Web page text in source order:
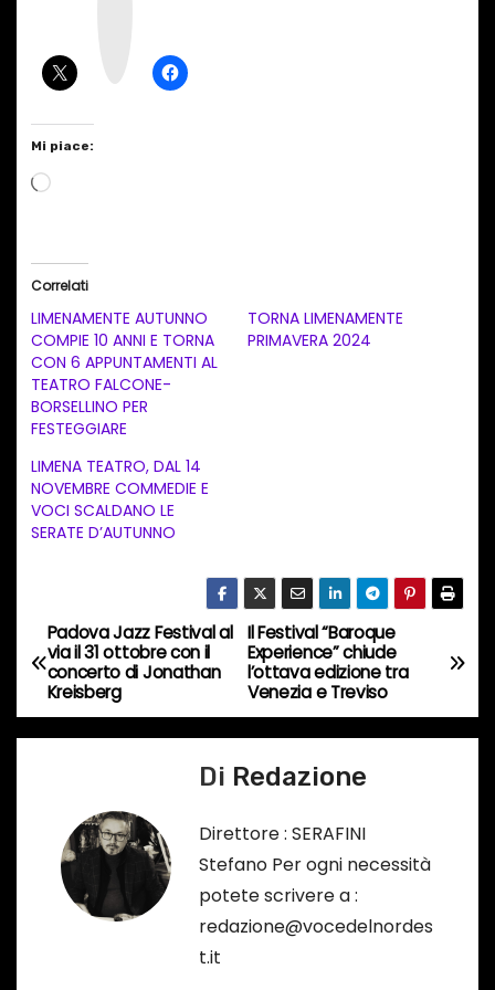
Mi piace:
C
i
a
m
e
n
t
o
i
r
s
o
…
Correlati
LIMENAMENTE AUTUNNO
COMPIE 10 ANNI E TORNA
CON 6 APPUNTAMENTI AL
TEATRO FALCONE-
BORSELLINO PER
FESTEGGIARE
TORNA LIMENAMENTE
PRIMAVERA 2024
LIMENA TEATRO, DAL 14
NOVEMBRE COMMEDIE E
VOCI SCALDANO LE
SERATE D’AUTUNNO
N
a
v
Il Festival “Baroque
Experience” chiude
l’ottava edizione tra
Venezia e Treviso
Padova Jazz Festival al
via il 31 ottobre con il
concerto di Jonathan
Kreisberg
Di Redazione
Direttore : SERAFINI
Stefano Per ogni necessità
potete scrivere a :
redazione@vocedelnordes
t.it